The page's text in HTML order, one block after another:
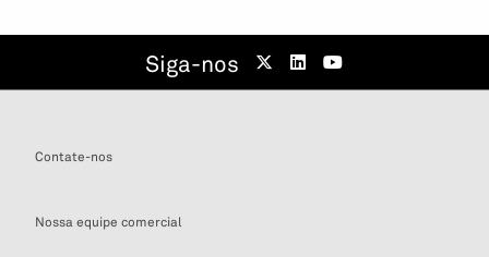
Siga-nos
Contate-nos
Nossa equipe comercial